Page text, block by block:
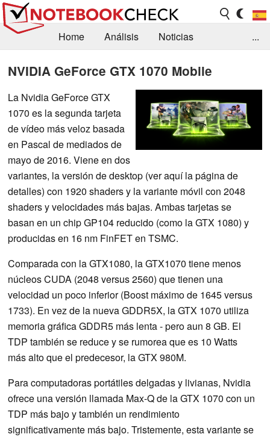
Home Análisis
Noticias
Busca
Contacto
...
NVIDIA GeForce GTX 1070 Mobile
La Nvidia GeForce GTX
1070 es la segunda tarjeta
de vídeo más veloz basada
en Pascal de mediados de
mayo de 2016. Viene en dos
variantes, la versión de desktop (ver aquí la página de
detalles) con 1920 shaders y la variante móvil con 2048
shaders y velocidades más bajas. Ambas tarjetas se
basan en un chip GP104 reducido (como la GTX 1080) y
producidas en 16 nm FinFET en TSMC.
Comparada con la GTX1080, la GTX1070 tiene menos
núcleos CUDA (2048 versus 2560) que tienen una
velocidad un poco inferior (Boost máximo de 1645 versus
1733). En vez de la nueva GDDR5X, la GTX 1070 utiliza
memoria gráfica GDDR5 más lenta - pero aun 8 GB. El
TDP también se reduce y se rumorea que es 10 Watts
más alto que el predecesor, la GTX 980M.
Para computadoras portátiles delgadas y livianas, Nvidia
ofrece una versión llamada Max-Q de la GTX 1070 con un
TDP más bajo y también un rendimiento
significativamente más bajo. Tristemente, esta variante se